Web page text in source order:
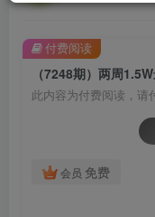
此内容为付费阅读，请
会员 免费
付费阅读